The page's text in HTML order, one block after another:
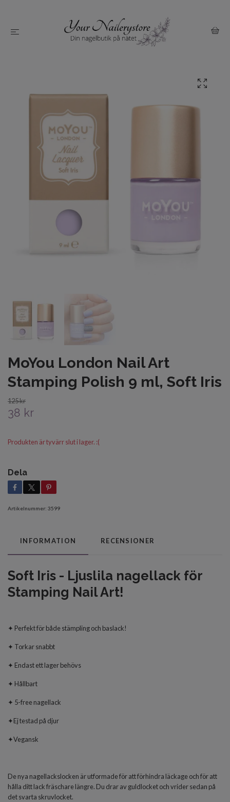
MoYou London Nail Art
Stamping Polish 9 ml, Soft Iris
125 kr
38 kr
Produkten är tyvärr slut i lager. :(
Dela
Artikelnummer: 3599
INFORMATION RECENSIONER
Soft Iris - Ljuslila nagellack för
Stamping Nail Art!
✦ Perfekt för både stämpling och baslack!
✦ Torkar snabbt
✦ Endast ett lager behövs
✦ Hållbart
✦ 5-free nagellack
✦Ej testad på djur
✦Vegansk
De nya nagellackslocken är utformade för att förhindra läckage och för att
hålla ditt lack fräschare längre. Du drar av guldlocket och vrider sedan på
det svarta skruvlocket.